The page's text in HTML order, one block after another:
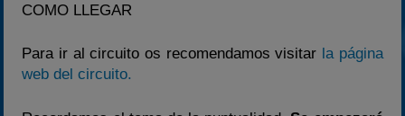
COMO LLEGAR
Para ir al circuito os recomendamos visitar la página
web del circuito.